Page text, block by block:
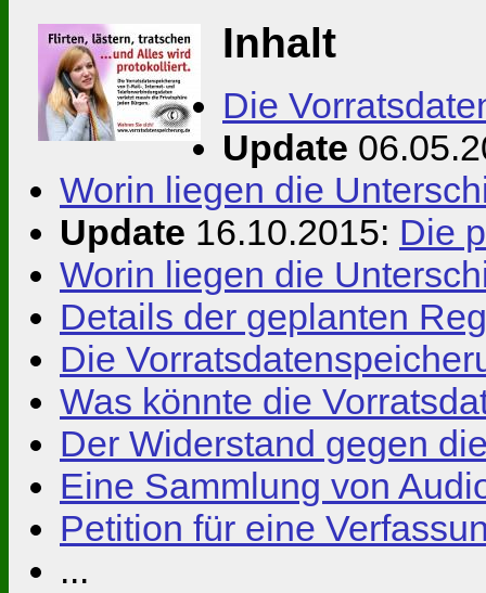
Inhalt
Die
Update
Worin liegen die
Update 16.10.2015: Die
Worin liegen die
Details der geplanten
Die
Was könnte die
Der Widerstand gegen
Eine Sammlung von
Petition für eine
...